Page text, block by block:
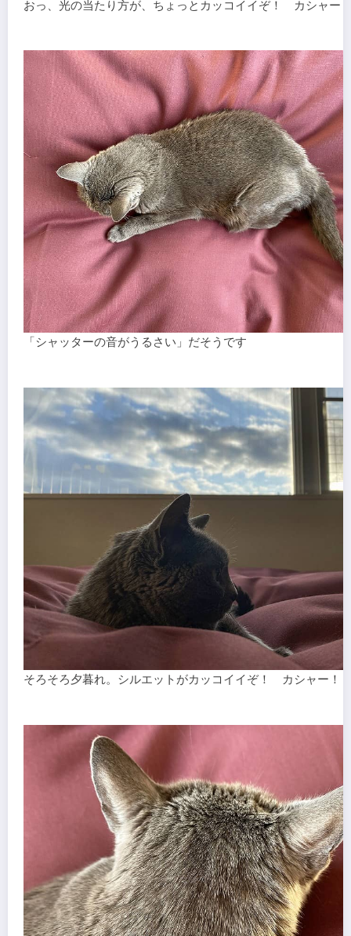
おっ、光の当たり方が、ちょっとカッコイイぞ！ カシャー
「シャッターの音がうるさい」だそうです
そろそろ夕暮れ。シルエットがカッコイイぞ！ カシャー！